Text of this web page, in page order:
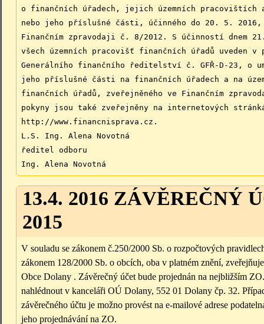
o finančních úřadech, jejich územních pracovištích
nebo jeho příslušné části, účinného do 20. 5. 2016,
Finančním zpravodaji č. 8/2012. S účinností dnem
všech územních pracovišť finančních úřadů uveden v
Generálního finančního ředitelství č. GFŘ-D-23, o
jeho příslušné části na finančních úřadech a na
finančních úřadů, zveřejněného ve Finančním
pokyny jsou také zveřejněny na internetových
http://www.financnisprava.cz.
L.S. Ing. Alena Novotná
ředitel odboru
Ing. Alena Novotná
13.4. 2016 ZÁVĚREČNÝ
2015
V souladu se zákonem č.250/2000 Sb. o rozpočtových
zákonem 128/2000 Sb. o obcích, oba v platném znění,
Obce Dolany . Závěrečný účet bude projednán na nejbližším
nahlédnout v kanceláři OÚ Dolany, 552 01 Dolany čp. 32.
závěrečného účtu je možno provést na e-mailové adrese
jeho projednávání na ZO.